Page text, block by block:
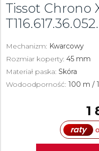
Tissot Chrono
Mechanizm: Kwarcowy
Rozmiar koperty: 45 mm
Materiał paska: Skóra
Wodoodporność: 100 m /
1
raty